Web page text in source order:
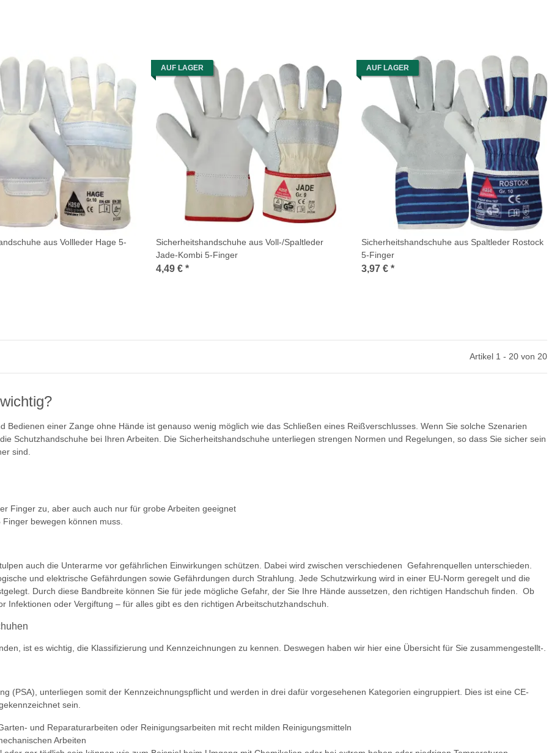
aus Vollleder Hage 5-
AUF LAGER
Sicherheitshandschuhe aus Voll-/Spaltleder
Jade-Kombi 5-Finger
4,49 € *
AUF LAGER
Sicherheitshandschuhe aus Spaltleder Rostock
5-Finger
3,97 € *
Artikel 1 - 20 von 20
Bedienen einer Zange ohne Hände ist genauso wenig möglich wie das Schließen eines Reißverschlusses. Wenn Sie solche Szenarien
Schutzhandschuhe bei Ihren Arbeiten. Die Sicherheitshandschuhe unterliegen strengen Normen und Regelungen, so dass Sie sicher sein
sind.
Finger zu, aber auch auch nur für grobe Arbeiten geeignet
bewegen können muss.
auch die Unterarme vor gefährlichen Einwirkungen schützen. Dabei wird zwischen verschiedenen Gefahrenquellen unterschieden.
und elektrische Gefährdungen sowie Gefährdungen durch Strahlung. Jede Schutzwirkung wird in einer EU-Norm geregelt und die
Durch diese Bandbreite können Sie für jede mögliche Gefahr, der Sie Ihre Hände aussetzen, den richtigen Handschuh finden. Ob
oder Vergiftung – für alles gibt es den richtigen Arbeitschutzhandschuh.
ist es wichtig, die Klassifizierung und Kennzeichnungen zu kennen. Deswegen haben wir hier eine Übersicht für Sie zusammengestellt-.
(PSA), unterliegen somit der Kennzeichnungspflicht und werden in drei dafür vorgesehenen Kategorien eingruppiert. Dies ist eine CE-
sein.
und Reparaturarbeiten oder Reinigungsarbeiten mit recht milden Reinigungsmitteln
Arbeiten